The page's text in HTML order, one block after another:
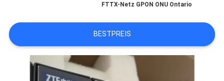
FORDERN
FTTX-Netz GPON ONU Ontario
BESTPREIS